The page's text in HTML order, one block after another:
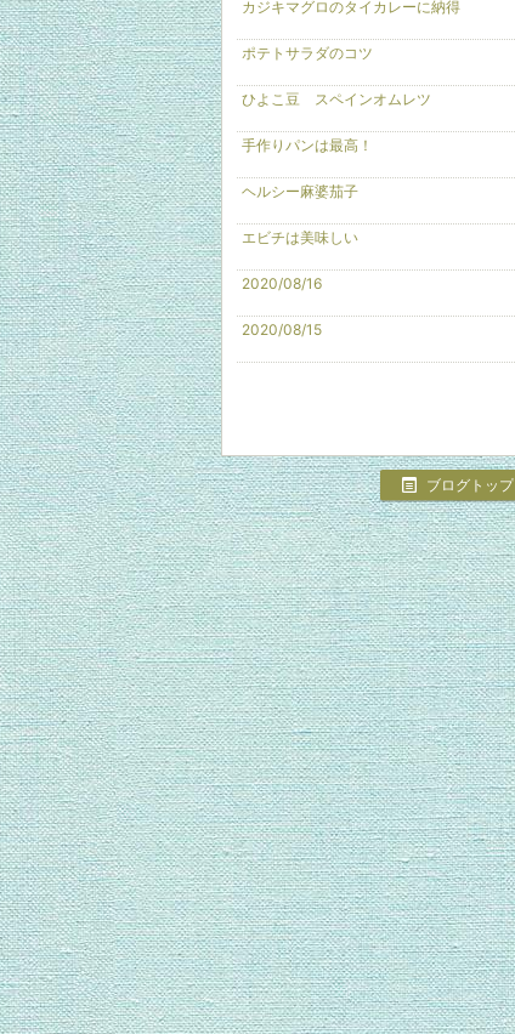
カジキマグロのタイカレーに納得
ポテトサラダのコツ
ひよこ豆 スペインオムレツ
手作りパンは最高！
ヘルシー麻婆茄子
エビチは美味しい
2020/08/16
2020/08/15
ブログトップ